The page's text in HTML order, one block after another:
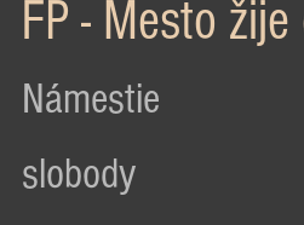
FP - Mesto
Námestie
slobody